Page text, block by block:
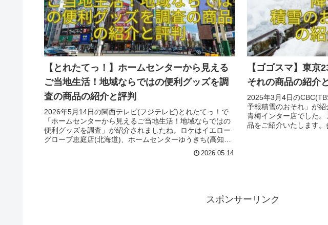
【とれたてっ！】ホームセンターから見える
ご当地生活！地域ならではの便利グッズを調
査の商品の紹介と評判
2026年5月14日の関西テレビ(フジテレビ)とれたてっ！で
「ホームセンターから見えるご当地生活！地域ならではの
便利グッズを調査」が紹介されましたね。ロケはイエロー
グローブ恵庭店(北海道)、ホームセンターゆうきち(高知県
2026.05.14
【ゴゴスマ】東京
それの商品の紹介
2025年3月4日の
予報積雪のおそれ」が
青梅インター店でした
品をご紹介いたします。
スポンサーリンク